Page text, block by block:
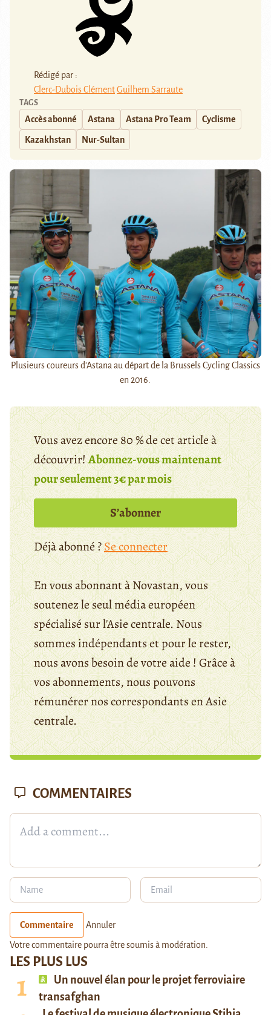
Rédigé par :
Clerc-Dubois ClémentGuilhem Sarraute
TAGS
Accès abonné Astana Astana Pro Team Cyclisme
Kazakhstan Nur-Sultan
Plusieurs coureurs d'Astana au départ de la Brussels Cycling Classics
en 2016.
Vous avez encore 80 % de cet article à
découvrir!Abonnez-vous maintenant
pour seulement 3€ par mois
S’abonner
Déjà abonné ?Se connecter
En vous abonnant à Novastan, vous
soutenez le seul média européen
spécialisé sur l'Asie centrale. Nous
sommes indépendants et pour le rester,
nous avons besoin de votre aide ! Grâce à
vos abonnements, nous pouvons
rémunérer nos correspondants en Asie
centrale.
LES PLUS LUS
Un nouvel élan pour le projet ferroviaire
transafghan
COMMENTAIRES
Commentaire Annuler
Votre commentaire pourra être soumis à modération.